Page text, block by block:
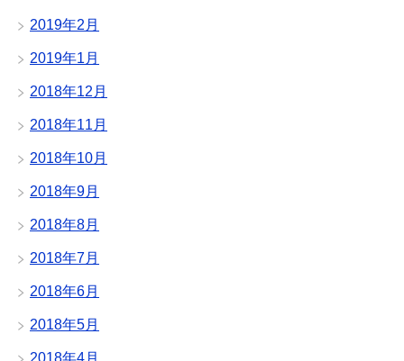
2019年2月
2019年1月
2018年12月
2018年11月
2018年10月
2018年9月
2018年8月
2018年7月
2018年6月
2018年5月
2018年4月